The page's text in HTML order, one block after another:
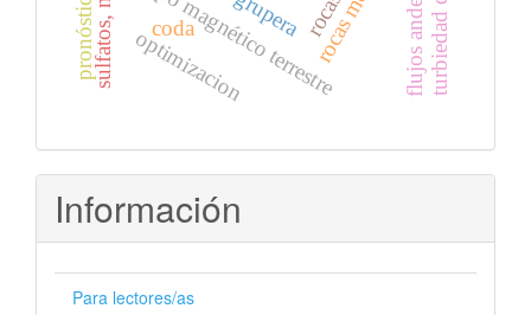
campo magnético terrestre
coda
optimizacion
Información
Para lectores/as